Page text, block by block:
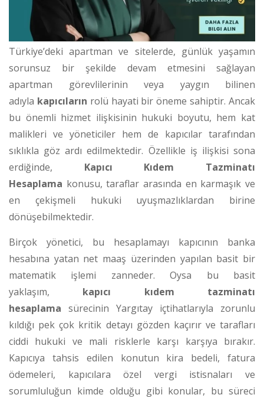
Türkiye’deki apartman ve sitelerde, günlük yaşamın
sorunsuz bir şekilde devam etmesini sağlayan
apartman görevlilerinin veya yaygın bilinen
adıyla kapıcıların rolü hayati bir öneme sahiptir. Ancak
bu önemli hizmet ilişkisinin hukuki boyutu, hem kat
malikleri ve yöneticiler hem de kapıcılar tarafından
sıklıkla göz ardı edilmektedir. Özellikle iş ilişkisi sona
erdiğinde, Kapıcı Kıdem Tazminatı
Hesaplama konusu, taraflar arasında en karmaşık ve
en çekişmeli hukuki uyuşmazlıklardan birine
dönüşebilmektedir.
Birçok yönetici, bu hesaplamayı kapıcının banka
hesabına yatan net maaş üzerinden yapılan basit bir
matematik işlemi zanneder. Oysa bu basit
yaklaşım, kapıcı kıdem tazminatı
hesaplama sürecinin Yargıtay içtihatlarıyla zorunlu
kıldığı pek çok kritik detayı gözden kaçırır ve tarafları
ciddi hukuki ve mali risklerle karşı karşıya bırakır.
Kapıcıya tahsis edilen konutun kira bedeli, fatura
ödemeleri, kapıcılara özel vergi istisnaları ve
sorumluluğun kimde olduğu gibi konular, bu süreci